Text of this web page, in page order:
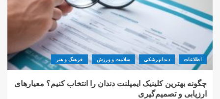
اطلاعات دندانپزشکی سلامت و ورزش فرهنگ و هنر
چگونه بهترین کلینیک ایمپلنت دندان را انتخاب کنیم؟ معیارهای
ارزیابی و تصمیم‌گیری